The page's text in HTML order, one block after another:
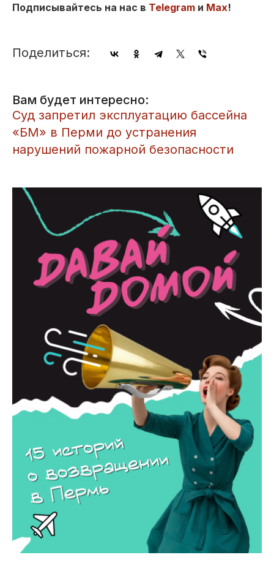
Подписывайтесь на нас в Telegram и Max!
Поделиться:
Вам будет интересно:
​Суд запретил эксплуатацию бассейна
«БМ» в Перми до устранения
нарушений пожарной безопасности